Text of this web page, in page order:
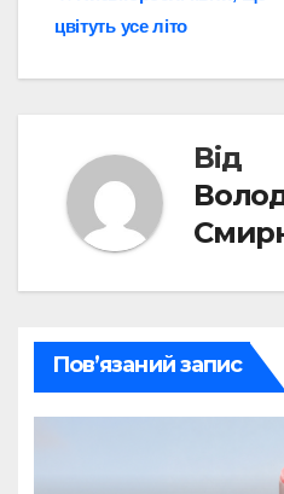
записів
цвітуть усе літо
Від
Пов’язаний запис